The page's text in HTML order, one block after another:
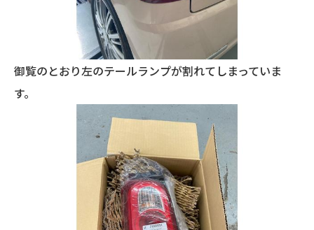
御覧のとおり左のテールランプが割れてしまっていま
す。